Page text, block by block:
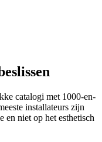
catalogi met 1000-en-
installateurs zijn
en niet op het esthetisch